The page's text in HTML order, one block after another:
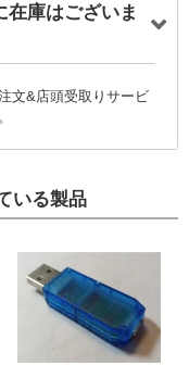
在庫はございま
文&店頭受取りサービ
いる製品